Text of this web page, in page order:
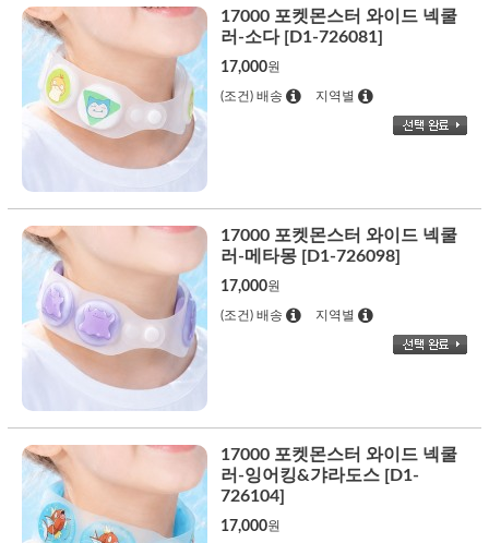
17000 포켓몬스터 와이드 넥쿨
러-소다 [D1-726081]
17,000원
(조건) 배송 지역별
17000 포켓몬스터 와이드 넥쿨
러-메타몽 [D1-726098]
17,000원
(조건) 배송 지역별
17000 포켓몬스터 와이드 넥쿨
러-잉어킹&갸라도스 [D1-
726104]
17,000원